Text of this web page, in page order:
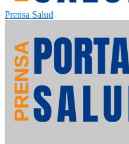
Prensa Salud